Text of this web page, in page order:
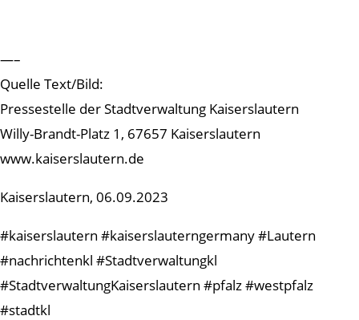
—–
Quelle Text/Bild:
Pressestelle der Stadtverwaltung Kaiserslautern
Willy-Brandt-Platz 1, 67657 Kaiserslautern
www.kaiserslautern.de
Kaiserslautern, 06.09.2023
#kaiserslautern #kaiserslauterngermany #Lautern
#nachrichtenkl #Stadtverwaltungkl
#StadtverwaltungKaiserslautern #pfalz #westpfalz
#stadtkl